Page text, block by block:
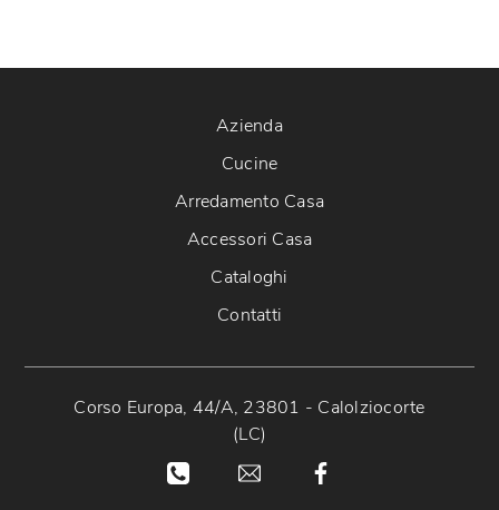
Azienda
Cucine
Arredamento Casa
Accessori Casa
Cataloghi
Contatti
Corso Europa, 44/A, 23801 - Calolziocorte
(LC)